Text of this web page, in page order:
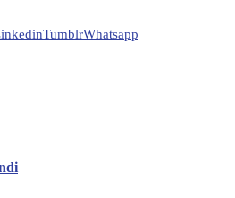
TumblrWhatsapp